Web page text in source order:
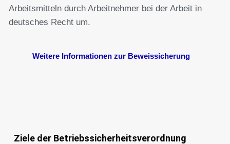
Arbeitsmitteln durch Arbeitnehmer bei der Arbeit in
deutsches Recht um.
Weitere Informationen zur Beweissicherung
Ziele der Betriebssicherheitsverordnung